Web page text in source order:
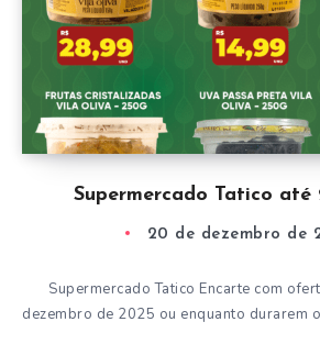
Supermercado Tatico até
20 de dezembro de
Supermercado Tatico Encarte com
dezembro de 2025 ou enquanto durarem